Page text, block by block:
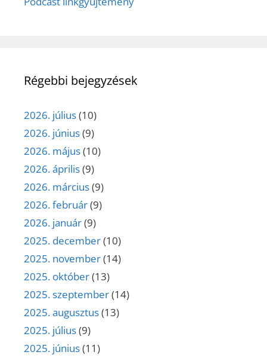
Régebbi bejegyzések
2026. július(10)
2026. június(9)
2026. május(10)
2026. április(9)
2026. március(9)
2026. február(9)
2026. január(9)
2025. december(10)
2025. november(14)
2025. október(13)
2025. szeptember(14)
2025. augusztus(13)
2025. július(9)
2025. június(11)